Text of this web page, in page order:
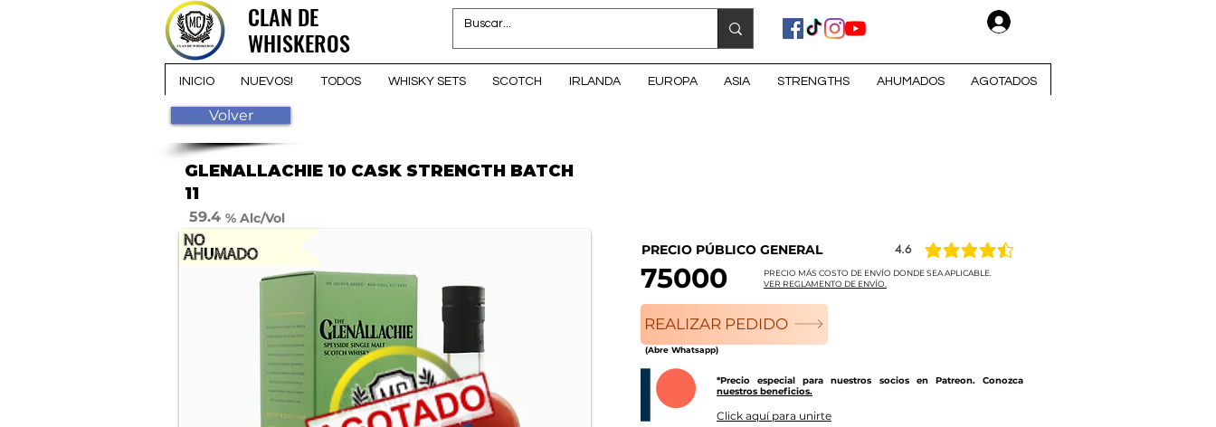
CLAN DE
WHISKEROS
CLAN DE
WHISKEROS
INICIO NUEVOS! TODOS WHISKY SETS SCOTCH IRLANDA EUROPA ASIA STRENGTHS AHUMADOS AGOTADOS
Volver
GLENALLACHIE 10 CASK STRENGTH BATCH
11
59.4 % Alc/Vol
PRECIO PÚBLICO GENERAL
4.6 la calificación promedio es 4.6 de 5
75000
PRECIO MÁS COSTO DE ENVÍO DONDE SEA APLICABLE.
VER REGLAMENTO DE ENVÍO.
REALIZAR PEDIDO
(Abre Whatsapp)
*Precio especial para nuestros socios en Patreon. Conozca
nuestros beneficios.
Click aquí para unirte